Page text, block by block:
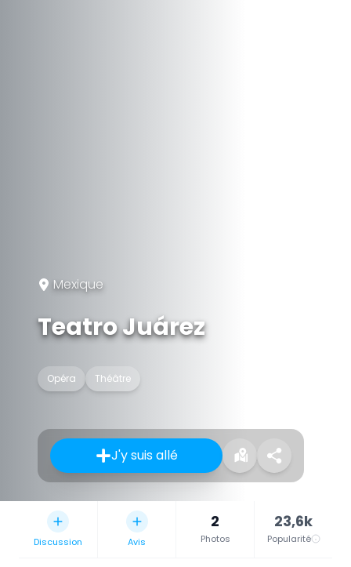
Mexique
Teatro Juárez
Opéra Théâtre
J'y suis allé
Discussion Avis
2
Photos
23,6k
Popularité